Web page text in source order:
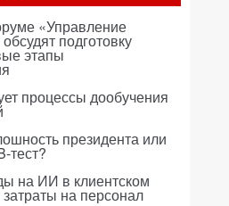
«Управление
подготовку
этапы
процессы дообучения
президента или
тест?
на ИИ в клиентском
на персонал